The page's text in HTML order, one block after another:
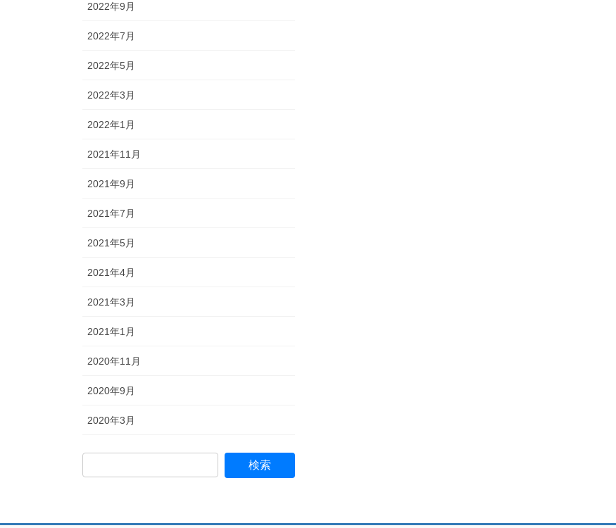
2022年9月
2022年7月
2022年5月
2022年3月
2022年1月
2021年11月
2021年9月
2021年7月
2021年5月
2021年4月
2021年3月
2021年1月
2020年11月
2020年9月
2020年3月